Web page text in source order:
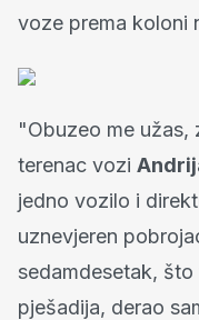
voze prema koloni
"Obuzeo me užas,
terenac vozi
jedno vozilo i
uznevjeren
sedamdesetak,
pješadija, derao